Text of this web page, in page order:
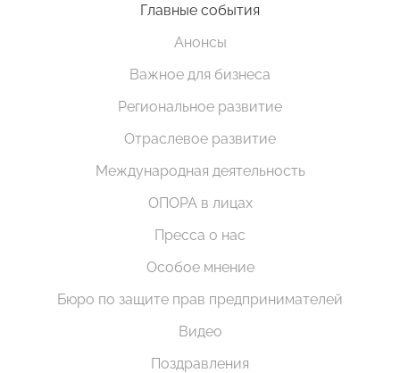
Главные события
Анонсы
Важное для бизнеса
Региональное развитие
Отраслевое развитие
Международная деятельность
ОПОРА в лицах
Пресса о нас
Особое мнение
Бюро по защите прав предпринимателей
Видео
Поздравления